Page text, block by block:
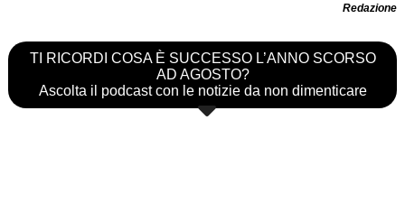
Redazione
TI RICORDI COSA È SUCCESSO L’ANNO SCORSO
AD AGOSTO?
Ascolta il podcast con le notizie da non dimenticare